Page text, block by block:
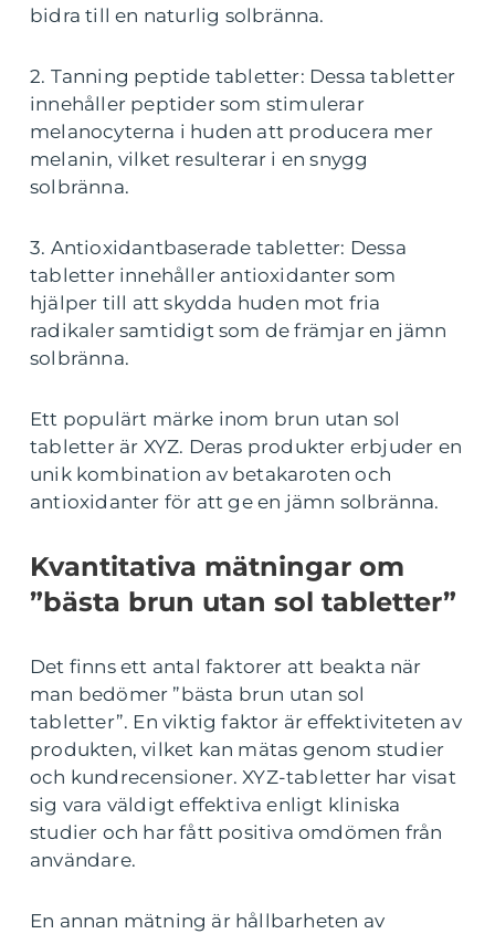
bidra till en naturlig solbränna.
2. Tanning peptide tabletter: Dessa tabletter
innehåller peptider som stimulerar
melanocyterna i huden att producera mer
melanin, vilket resulterar i en snygg
solbränna.
3. Antioxidantbaserade tabletter: Dessa
tabletter innehåller antioxidanter som
hjälper till att skydda huden mot fria
radikaler samtidigt som de främjar en jämn
solbränna.
Ett populärt märke inom brun utan sol
tabletter är XYZ. Deras produkter erbjuder en
unik kombination av betakaroten och
antioxidanter för att ge en jämn solbränna.
Kvantitativa mätningar om
”bästa brun utan sol tabletter”
Det finns ett antal faktorer att beakta när
man bedömer ”bästa brun utan sol
tabletter”. En viktig faktor är effektiviteten av
produkten, vilket kan mätas genom studier
och kundrecensioner. XYZ-tabletter har visat
sig vara väldigt effektiva enligt kliniska
studier och har fått positiva omdömen från
användare.
En annan mätning är hållbarheten av